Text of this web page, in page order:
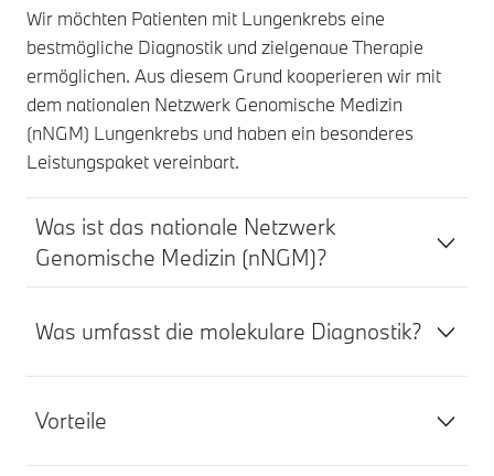
Wir möchten Patienten mit Lungenkrebs eine
bestmögliche Diagnostik und zielgenaue Therapie
ermöglichen. Aus diesem Grund kooperieren wir mit
dem nationalen Netzwerk Genomische Medizin
(nNGM) Lungenkrebs und haben ein besonderes
Leistungspaket vereinbart.
Was ist das nationale Netzwerk
Genomische Medizin (nNGM)?
Was umfasst die molekulare Diagnostik?
Vorteile